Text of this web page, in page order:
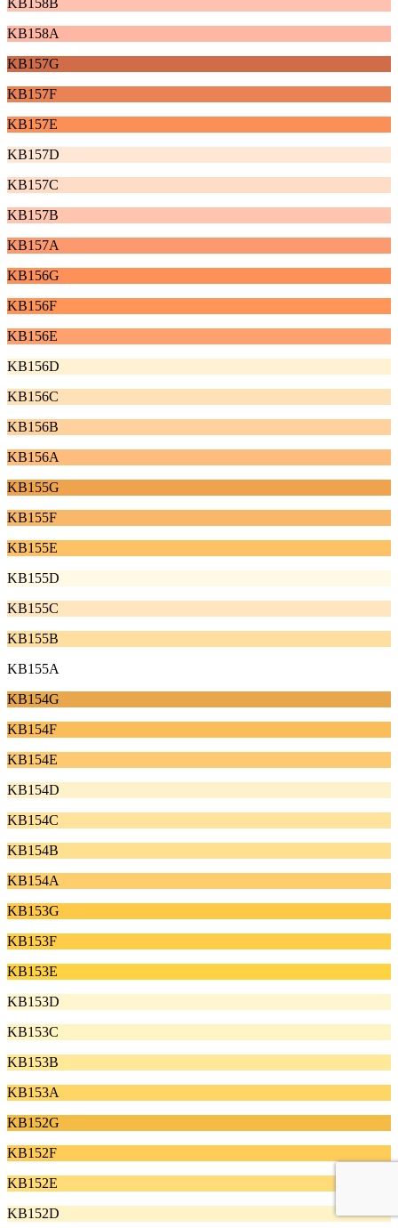
KB158A
KB157G
KB157F
KB157E
KB157D
KB157C
KB157B
KB157A
KB156G
KB156F
KB156E
KB156D
KB156C
KB156B
KB156A
KB155G
KB155F
KB155E
KB155D
KB155C
KB155B
KB155A
KB154G
KB154F
KB154E
KB154D
KB154C
KB154B
KB154A
KB153G
KB153F
KB153E
KB153D
KB153C
KB153B
KB153A
KB152G
KB152F
KB152E
KB152D